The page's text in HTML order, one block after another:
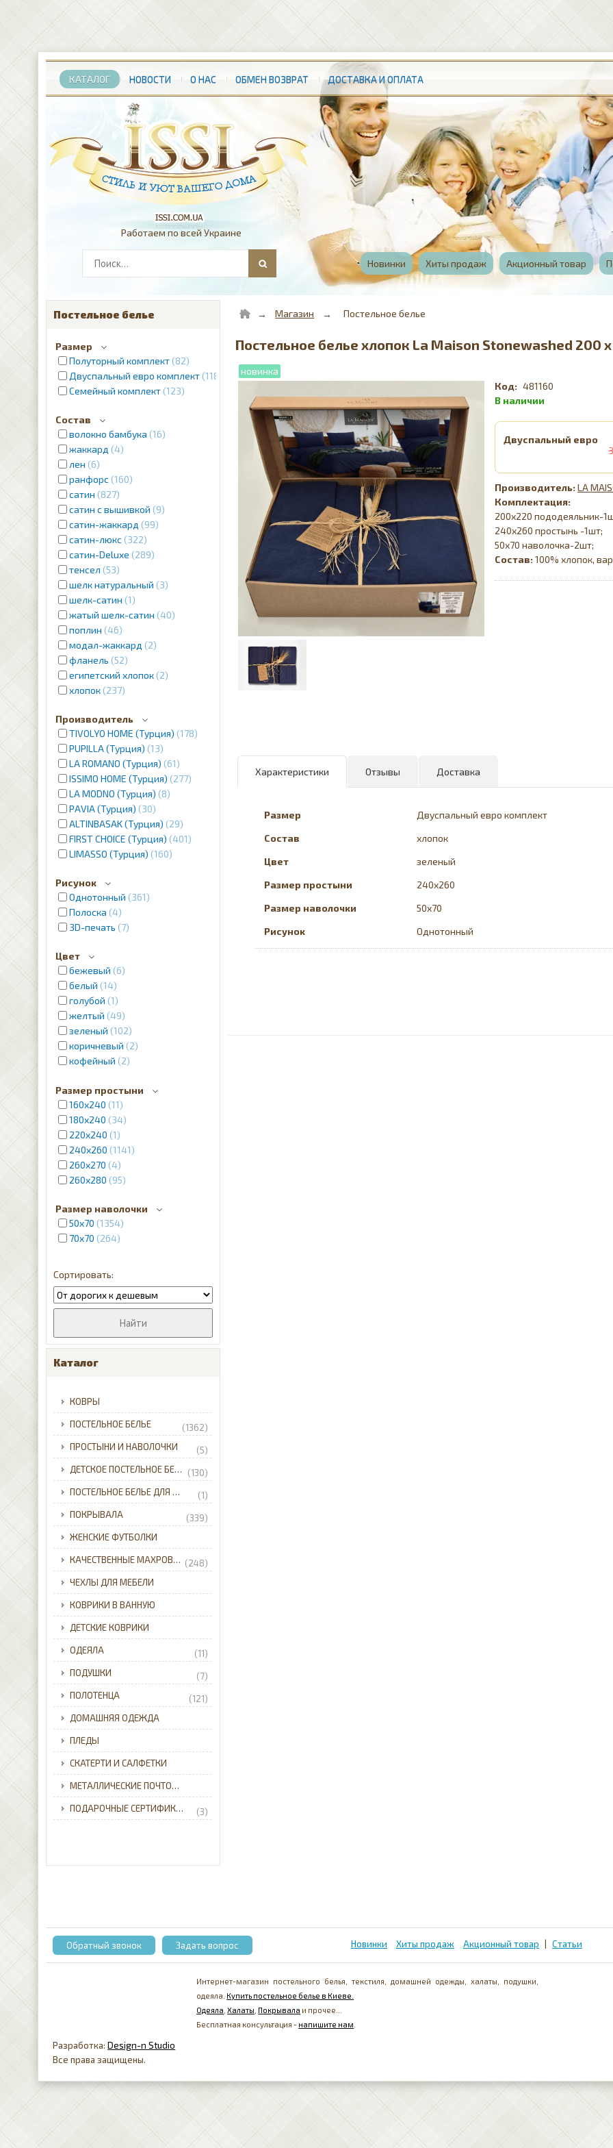
КАТАЛОГ НОВОСТИ О НАС ОБМЕН ВОЗВРАТ ДОСТАВКА И ОПЛАТА
Новинки Хиты продаж Акционный товар
Работаем по всей Украине
Постельное белье
Размер
Полуторный комплект 82
Двуспальный евро комплект 1187
Семейный комплект 123
Состав
волокно бамбука 16
жаккард
4
лен 6
ранфорс 160
сатин 827
сатин с вышивкой 9
сатин-жаккард
99
сатин-люкс 322
сатин-Deluxe 289
тенсел 53
шелк натуральный 3
шелк-сатин 1
жатый шелк-сатин 40
поплин 46
модал-жаккард
2
фланель 52
египетский хлопок 2
хлопок 237
Производитель
TIVOLYO HOME (Турция) 178
PUPILLA (Турция) 13
LA ROMANO (Турция) 61
ISSIMO HOME (Турция) 277
LA MODNO (Турция) 8
PAVIA (Турция) 30
ALTINBASAK (Турция) 29
FIRST CHOICE (Турция) 401
LIMASSO (Турция) 160
Рисунок
Однотонный 361
Полоска 4
3D-печать 7
Цвет
бежевый 6
белый 14
голубой 1
желтый 49
зеленый 102
коричневый 2
кофейный 2
кремовый 12
молочный 1
розовый 2
лиловый
8
пудра 2
серебристый
серый 12
фиолетовый 2
черный 5
Размер простыни
160х240 11
180х240 34
220х240 1
240x260 1141
260x270 4
260x280 95
Размер наволочки
50х70 1354
70x70 264
Каталог
КОВРЫ
ПОСТЕЛЬНОЕ БЕЛЬЕ
(1362)
ПРОСТЫНИ И НАВОЛОЧКИ
(5)
ДЕТСКОЕ ПОСТЕЛЬНОЕ БЕЛЬЕ
(130)
ПОСТЕЛЬНОЕ БЕЛЬЕ ДЛЯ МЛАДЕНЦЕВ
(1)
ПОКРЫВАЛА
(339)
ЖЕНСКИЕ ФУТБОЛКИ
КАЧЕСТВЕННЫЕ МАХРОВЫЕ ХАЛАТЫ ДЛЯ ВСЕЙ СЕМЬИ С ДОСТАВКОЙ ПО УКРАИНЕ. (248)
ЧЕХЛЫ ДЛЯ МЕБЕЛИ
КОВРИКИ В ВАННУЮ
ДЕТСКИЕ КОВРИКИ
ОДЕЯЛА
(11)
ПОДУШКИ
(7)
ПОЛОТЕНЦА
(121)
ДОМАШНЯЯ ОДЕЖДА
ПЛЕДЫ
СКАТЕРТИ И САЛФЕТКИ
МЕТАЛЛИЧЕСКИЕ ПОЧТОВЫЕ ЯЩИКИ ДЛЯ ЧАСТНОГО ДОМА С ДОСТАВКОЙ ПО УКРАИНЕ.
ПОДАРОЧНЫЕ СЕРТИФИКАТЫ (3)
Магазин Постельное белье
Постельное белье хлопок La Maison Stonewashed 200
481160
Двуспальный евро
LA
Комплектация:
200х220 пододеяльник-
240х260 простынь -1шт;
50х70 наволочка-2шт;
Состав:100% хлопок,
Характеристики Отзывы Доставка
Размер
Двуспальный евро комплект
Состав
хлопок
Цвет
зеленый
Размер простыни
240x260
Размер наволочки
50х70
Рисунок
Однотонный
Новинки Хиты продаж Акционный товар Статьи
Обратный звонок Задать вопрос
Интернет-магазин постельного белья, текстиля, домашней одежды, халаты, подушки,
одеяла. Купить постельное белье в Киеве.
Одеяла ,Халаты Покрывала и прочее...
Бесплатная консультация - напишите нам
Разработка:Design-n Studio
Все права защищены.